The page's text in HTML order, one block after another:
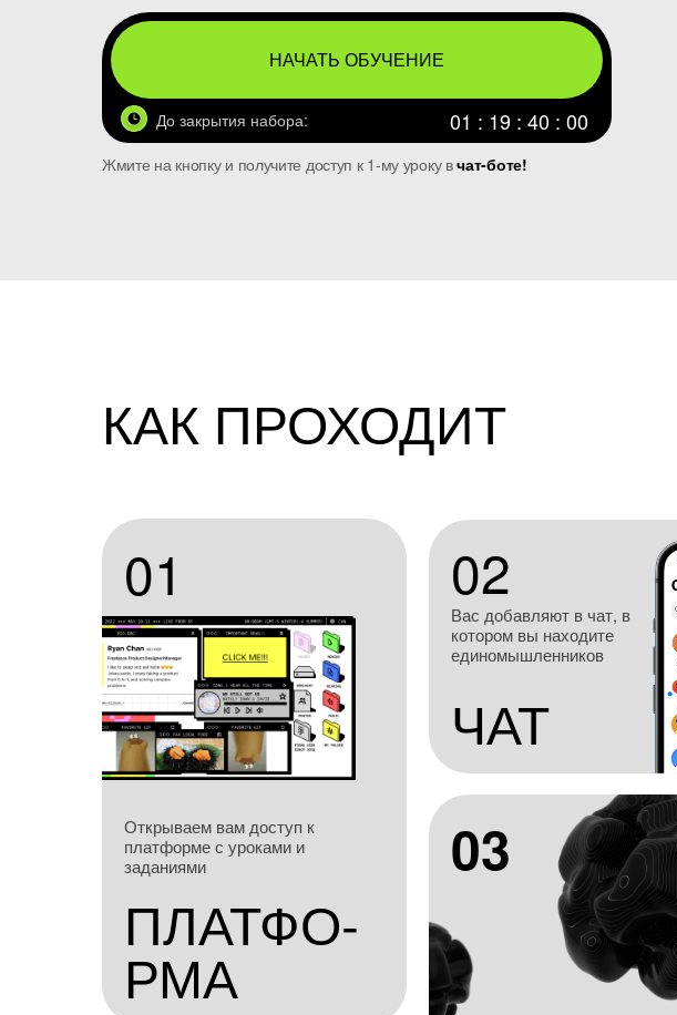
Жмите на кнопку и получите доступ к 1-му уроку вчат-боте!
01 : 19 : 39 : 58
НАЧАТЬ ОБУЧЕНИЕ
До закрытия набора:
КАК ПРОХОДИТ
Открываем вам доступ к
платформе с уроками и
заданиями
01
03
ПЛАТФО-
РМА
02
ЧАТ
Вас добавляют в чат, в
котором вы находите
единомышленников